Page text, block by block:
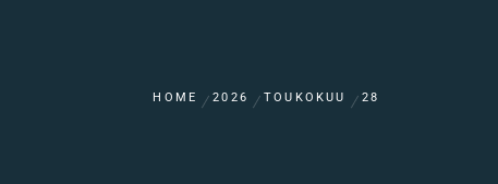
HOME 2026 TOUKOKUU 28